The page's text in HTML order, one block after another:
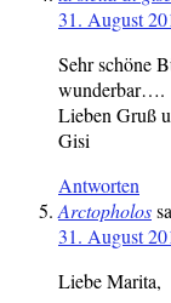
31. August
Sehr schöne
wunderbar….
Lieben Gruß
Gisi
Antworten
Arctopholos
31. August
Liebe Marita,